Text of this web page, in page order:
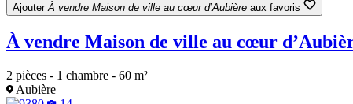
Ajouter À vendre Maison de ville au cœur d’Aubière aux favoris
À vendre Maison de ville au cœur
2 pièces - 1 chambre - 60 m²
Aubière